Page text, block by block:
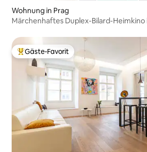
Wohnung in Prag
Märchenhaftes Duplex-Bilard-
Beliebter Gäste-Favorit.
Gäste-Favorit